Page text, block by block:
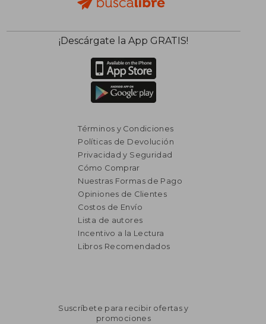
¡Descárgate la App GRATIS!
Términos y Condiciones
Políticas de Devolución
Privacidad y Seguridad
Cómo Comprar
Nuestras Formas de Pago
Opiniones de Clientes
Costos de Envío
Lista de autores
Incentivo a la Lectura
Libros Recomendados
Suscríbete para recibir ofertas y
promociones